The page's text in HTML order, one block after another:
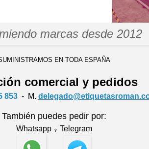
marcas desde 2012
EN TODA ESPAÑA
comercial y pedidos
853- M.
También puedes pedir por:
Whatsappy Telegram